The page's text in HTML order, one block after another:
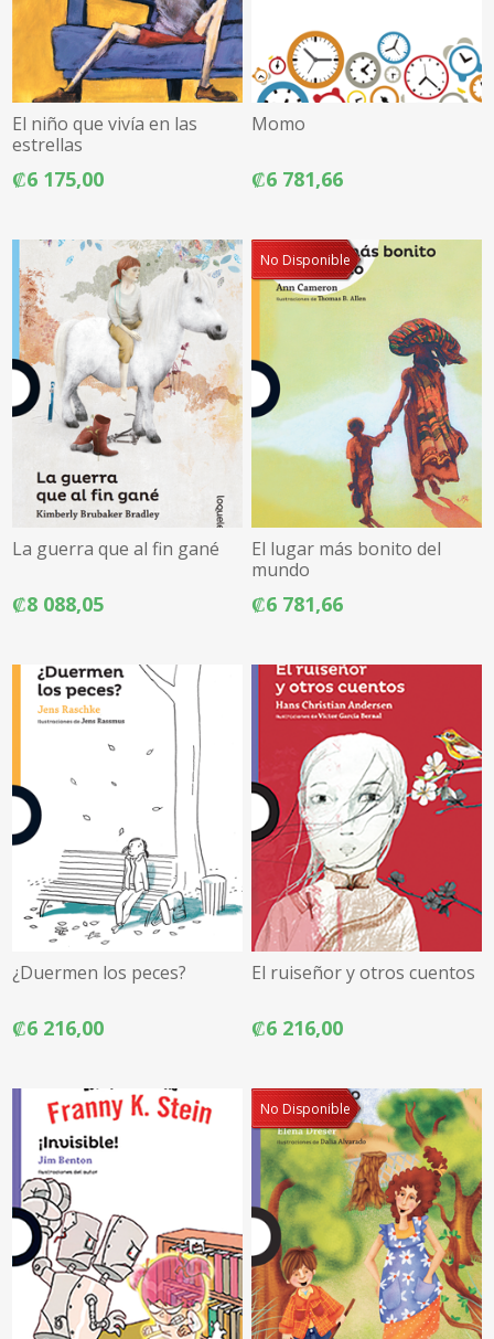
El niño que vivía en las
estrellas
₡6 175,00
Momo
₡6 781,66
La guerra que al fin gané
₡8 088,05
No Disponible
El lugar más bonito del
mundo
₡6 781,66
¿Duermen los peces?
₡6 216,00
El ruiseñor y otros cuentos
₡6 216,00
No Disponible